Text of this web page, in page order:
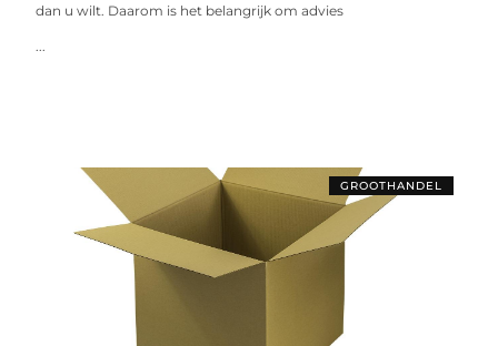
dan u wilt. Daarom is het belangrijk om advies
...
GROOTHANDEL